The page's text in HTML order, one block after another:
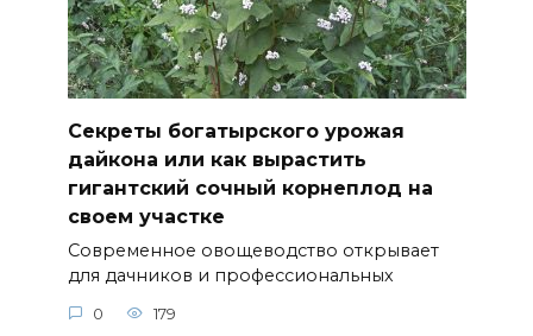
Секреты богатырского урожая
дайкона или как вырастить
гигантский сочный корнеплод на
своем участке
Современное овощеводство открывает
для дачников и профессиональных
0 179